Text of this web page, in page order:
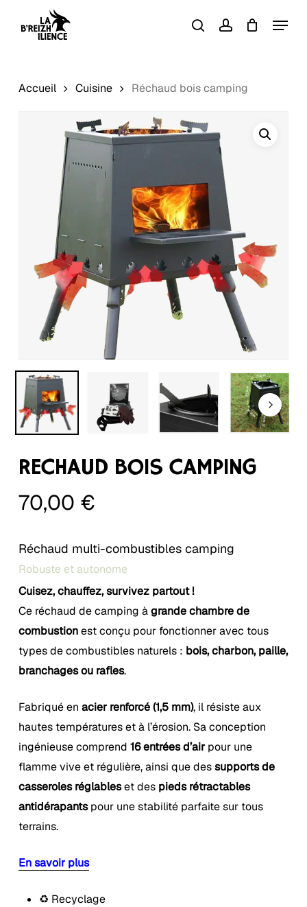
searchaccount
Menu
Panier Close
Accueil Cuisine Réchaud bois camping
RÉCHAUD BOIS CAMPING
70,00 €
Réchaud multi-combustibles camping
Robuste et autonome
Cuisez, chauffez, survivez partout !
Ce réchaud de camping àgrande chambre de
combustionest conçu pour fonctionner avec tous
types de combustibles naturels : bois, charbon, paille,
branchages ou rafles.
Fabriqué en acier renforcé (1,5 mm), il résiste aux
hautes températures et à l’érosion. Sa conception
ingénieuse comprend 16 entrées d’airpour une
flamme vive et régulière, ainsi que dessupports de
casseroles réglableset des pieds rétractables
antidérapantspour une stabilité parfaite sur tous
terrains.
En savoir plus
♻️ Recyclage